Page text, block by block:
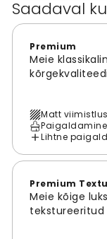
Saadaval
Premium
Meie
Matt viimistlus
Lihtne
Premium
Meie kõige
tekstureeritud